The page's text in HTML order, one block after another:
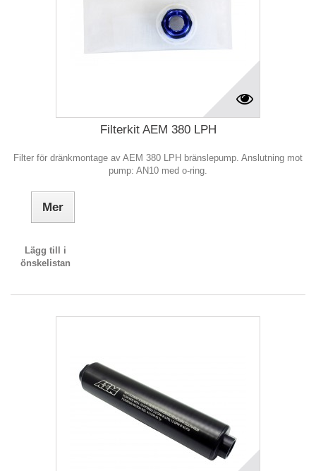
Filterkit AEM 380 LPH
Filter för dränkmontage av AEM 380 LPH bränslepump. Anslutning mot
pump: AN10 med o-ring.
Mer
Lägg till i
önskelistan